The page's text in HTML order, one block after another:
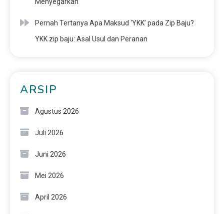
Pernah Tertanya Apa Maksud ‘YKK’ pada Zip Baju?
YKK zip baju: Asal Usul dan Peranan
ARSIP
Agustus 2026
Juli 2026
Juni 2026
Mei 2026
April 2026